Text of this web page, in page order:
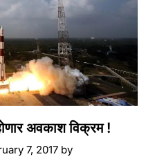
अवकाश विक्रम !
7, 2017 by